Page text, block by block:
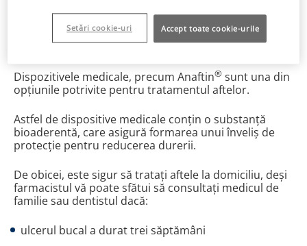
Pacienții adesea acuză o durere imens, iar la
examinarea clinică se vizualizează o ulcerație minoră
de doar 1-2 mm.
Dispozitivele medicale, precum Anaftin® sunt una din
opțiunile potrivite pentru tratamentul aftelor.
Astfel de dispositive medicale conțin o substanță
bioaderentă, care asigură formarea unui înveliș de
protecție pentru reducerea durerii.
De obicei, este sigur să tratați aftele la domiciliu, deși
farmacistul vă poate sfătui să consultați medicul de
familie sau dentistul dacă:
ulcerul bucal a durat trei săptămâni
Accept toate cookie-urile
Setări cookie-uri